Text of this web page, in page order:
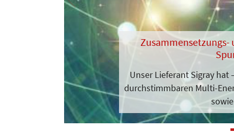
Zusam­men­setzungs-
Unser Lieferant Sigray
durchstimmbaren Multi-
Previous